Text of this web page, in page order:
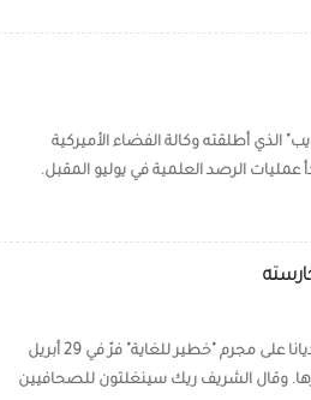
أطلقته وكالة الفضاء الأميركية
عمليات الرصد العلمية في يوليو المقبل.
أعلنت الشرطة الأميركية أنّها ألقت القبض في ولاية إنديانا على مجرم "خطير للغاية" فرّ في 29 أبريل
وقال الشريف ريك سينغلتون للصحافيين